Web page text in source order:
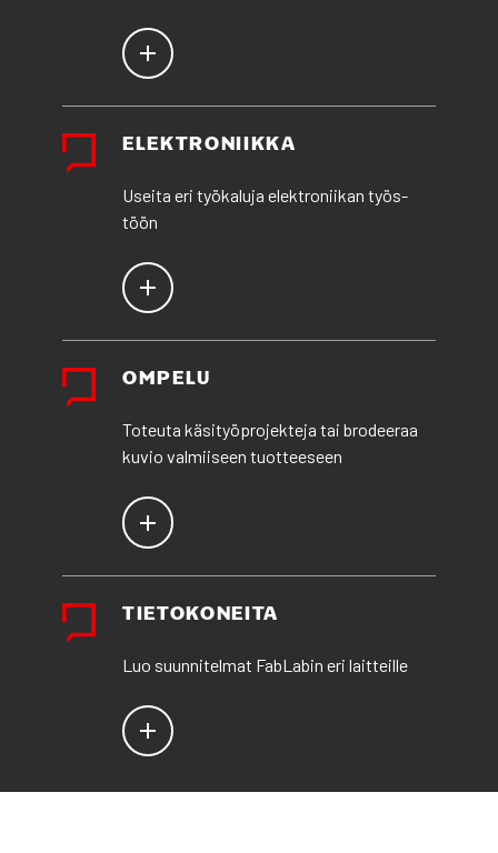
ELEKT­RO­NIIK­KA
Usei­ta eri työ­ka­lu­ja elekt­ro­nii­kan työs­
töön
OMPE­LU
Toteu­ta käsi­työ­pro­jek­te­ja tai bro­dee­raa
kuvio val­mii­seen tuot­tee­seen
TIE­TO­KO­NEI­TA
Luo suun­ni­tel­mat FabLa­bin eri lait­teil­le